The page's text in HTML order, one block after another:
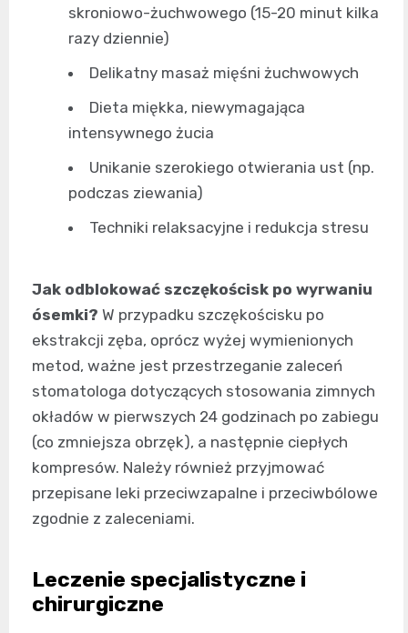
skroniowo-żuchwowego (15-20 minut kilka
razy dziennie)
Delikatny masaż mięśni żuchwowych
Dieta miękka, niewymagająca
intensywnego żucia
Unikanie szerokiego otwierania ust (np.
podczas ziewania)
Techniki relaksacyjne i redukcja stresu
Jak odblokować szczękościsk po wyrwaniu
ósemki? W przypadku szczękościsku po
ekstrakcji zęba, oprócz wyżej wymienionych
metod, ważne jest przestrzeganie zaleceń
stomatologa dotyczących stosowania zimnych
okładów w pierwszych 24 godzinach po zabiegu
(co zmniejsza obrzęk), a następnie ciepłych
kompresów. Należy również przyjmować
przepisane leki przeciwzapalne i przeciwbólowe
zgodnie z zaleceniami.
Leczenie specjalistyczne i
chirurgiczne